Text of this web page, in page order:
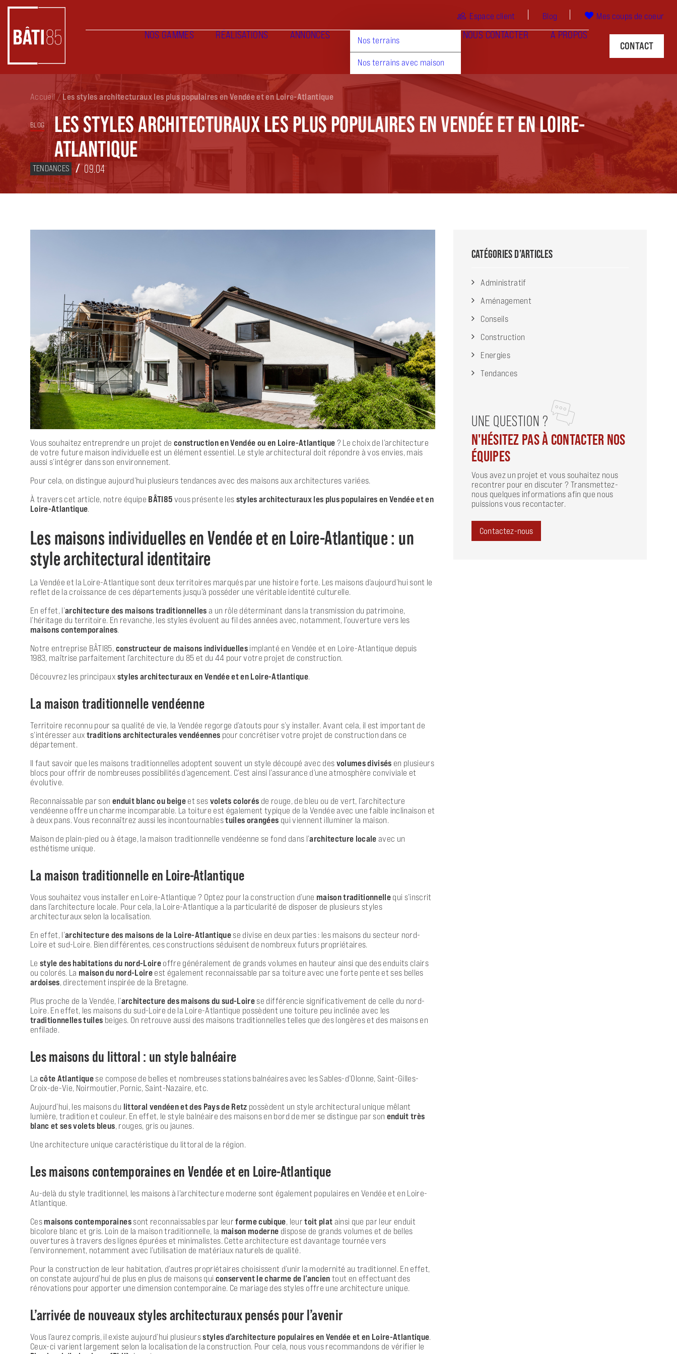
Espace client Blog Mes coups de coeur
NOS GAMMES RÉALISATIONS ANNONCES Nos terrains
Nos terrains avec maison
NOUS CONTACTER
À PROPOS
CONTACT
Accueil / Les styles architecturaux les plus populaires en Vendée et en Loire-Atlantique
BLOG
LES STYLES ARCHITECTURAUX LES PLUS POPULAIRES EN VENDÉE ET EN LOIRE-
ATLANTIQUE
TENDANCES 09.04
Vous souhaitez entreprendre un projet de construction en Vendée ou en Loire-Atlantique ? Le choix de l’architecture
de votre future maison individuelle est un élément essentiel. Le style architectural doit répondre à vos envies, mais
aussi s’intégrer dans son environnement.
Pour cela, on distingue aujourd’hui plusieurs tendances avec des maisons aux architectures variées.
À travers cet article, notre équipe BÂTI85 vous présente les styles architecturaux les plus populaires en Vendée et en
Loire-Atlantique.
Les maisons individuelles en Vendée et en Loire-Atlantique : un
style architectural identitaire
La Vendée et la Loire-Atlantique sont deux territoires marqués par une histoire forte. Les maisons d’aujourd’hui sont le
reflet de la croissance de ces départements jusqu’à posséder une véritable identité culturelle.
En effet, l’architecture des maisons traditionnelles a un rôle déterminant dans la transmission du patrimoine,
l’héritage du territoire. En revanche, les styles évoluent au fil des années avec, notamment, l’ouverture vers les
maisons contemporaines.
Notre entreprise BÂTI85, constructeur de maisons individuelles implanté en Vendée et en Loire-Atlantique depuis
1983, maîtrise parfaitement l’architecture du 85 et du 44 pour votre projet de construction.
Découvrez les principaux styles architecturaux en Vendée et en Loire-Atlantique.
La maison traditionnelle vendéenne
Territoire reconnu pour sa qualité de vie, la Vendée regorge d’atouts pour s’y installer. Avant cela, il est important de
s’intéresser aux traditions architecturales vendéennes pour concrétiser votre projet de construction dans ce
département.
Il faut savoir que les maisons traditionnelles adoptent souvent un style découpé avec des volumes divisés en plusieurs
blocs pour offrir de nombreuses possibilités d’agencement. C’est ainsi l’assurance d’une atmosphère conviviale et
évolutive.
Reconnaissable par son enduit blanc ou beigeet ses volets colorés de rouge, de bleu ou de vert, l’architecture
vendéenne offre un charme incomparable. La toiture est également typique de la Vendée avec une faible inclinaison et
à deux pans. Vous reconnaîtrez aussi les incontournablestuiles orangées qui viennent illuminer la maison.
Maison de plain-pied ou à étage, la maison traditionnelle vendéenne se fond dans l’architecture locale avec un
esthétisme unique.
La maison traditionnelle en Loire-Atlantique
Vous souhaitez vous installer en Loire-Atlantique ? Optez pour la construction d’une maison traditionnelle qui s’inscrit
dans l’architecture locale. Pour cela, la Loire-Atlantique a la particularité de disposer de plusieurs styles
architecturaux selon la localisation.
En effet, l’architecture des maisons de la Loire-Atlantiquese divise en deux parties : les maisons du secteur nord-
Loire et sud-Loire. Bien différentes, ces constructions séduisent de nombreux futurs propriétaires.
Lestyle des habitations du nord-Loireoffre généralement de grands volumes en hauteur ainsi que des enduits clairs
ou colorés. La maison du nord-Loireest également reconnaissable par sa toiture avec une forte pente et ses belles
ardoises, directement inspirée de la Bretagne.
Plus proche de la Vendée, l’architecture des maisons du sud-Loirese différencie significativement de celle du nord-
Loire. En effet, les maisons du sud-Loire de la Loire-Atlantique possèdent une toiture peu inclinée avec les
traditionnelles tuiles beiges. On retrouve aussi des maisons traditionnelles telles que des longères et des maisons en
enfilade.
Les maisons du littoral : un style balnéaire
Lacôte Atlantiquese compose de belles et nombreuses stations balnéaires avec lesSables-d’Olonne,Saint-Gilles-
Croix-de-Vie, Noirmoutier, Pornic, Saint-Nazaire, etc.
Aujourd’hui, les maisons du littoral vendéen et des Pays de Retz possèdent un style architectural unique mêlant
lumière, tradition et couleur. En effet, le style balnéaire des maisons en bord de mer se distingue par son enduit très
blanc et ses volets bleus, rouges, gris ou jaunes.
Une architecture unique caractéristique du littoral de la région.
Les maisons contemporaines en Vendée et en Loire-Atlantique
Au-delà du style traditionnel, les maisons à l’architecture moderne sont également populaires en Vendée et en Loire-
Atlantique.
Ces maisons contemporainessont reconnaissables par leurforme cubique, leurtoit plat ainsi que par leur enduit
bicolore blanc et gris. Loin de la maison traditionnelle, la maison moderne dispose de grands volumes et de belles
ouvertures à travers des lignes épurées et minimalistes. Cette architecture est davantage tournée vers
l’environnement, notamment avec l’utilisation de matériaux naturels de qualité.
Pour la construction de leur habitation, d’autres propriétaires choisissent d’unir la modernité au traditionnel. En effet,
on constate aujourd’hui de plus en plus de maisons qui conservent le charme de l’ancien tout en effectuant des
rénovations pour apporter une dimension contemporaine. Ce mariage des styles offre une architecture unique.
L’arrivée de nouveaux styles architecturaux pensés pour l’avenir
Vous l’aurez compris, il existe aujourd’hui plusieursstyles d’architecture populaires en Vendée et en Loire-Atlantique.
Ceux-ci varient largement selon la localisation de la construction. Pour cela, nous vous recommandons de vérifier le
CATÉGORIES D’ARTICLES
Administratif
Aménagement
Conseils
Construction
Energies
Tendances
N'HÉSITEZ PAS À CONTACTER NOS
ÉQUIPES
UNE QUESTION ?
Vous avez un projet et vous souhaitez nous
recontrer pour en discuter ? Transmettez-
nous quelques informations afin que nous
puissions vous recontacter.
Contactez-nous